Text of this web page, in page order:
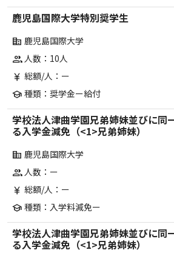
鹿児島国際大学特別奨学生
corporate_fare 鹿児島国際大学
group人数：10人
currency_yen 総額/人：ー
school 種類：奨学金ー給付
学校法人津曲学園兄弟姉妹並びに同
る入学金減免（<1>兄弟姉妹）
corporate_fare 鹿児島国際大学
group人数：ー
currency_yen 総額/人：ー
school 種類：入学料減免ー
学校法人津曲学園兄弟姉妹並びに同
る入学金減免（<1>兄弟姉妹）